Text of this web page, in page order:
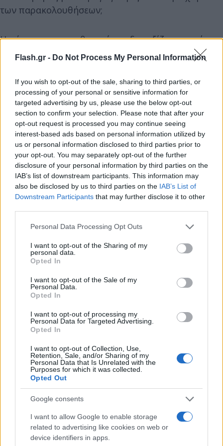
Flash.gr - Do Not Process My Personal Information
If you wish to opt-out of the sale, sharing to third parties, or
processing of your personal or sensitive information for
targeted advertising by us, please use the below opt-out
section to confirm your selection. Please note that after your
opt-out request is processed you may continue seeing
interest-based ads based on personal information utilized by
us or personal information disclosed to third parties prior to
your opt-out. You may separately opt-out of the further
disclosure of your personal information by third parties on the
IAB’s list of downstream participants. This information may
also be disclosed by us to third parties on the IAB’s List of
Downstream Participants that may further disclose it to other
Please note that this website/app uses one or more Google
not limited to your visit or usage behaviour. You may click to
grant or deny consent to Google and its third-party tags to
use your data for below specified purposes in below Google
consent section.
Personal Data Processing Opt Outs
I want to opt-out of the Sharing of my
personal data.
Opted In
I want to opt-out of the Sale of my
Personal Data.
Opted In
I want to opt-out of processing my
Personal Data for Targeted Advertising.
Opted In
I want to opt-out of Collection, Use,
Retention, Sale, and/or Sharing of my
Personal Data that Is Unrelated with the
Purposes for which it was collected.
Opted Out
Google consents
I want to allow Google to enable storage
related to advertising like cookies on web or
device identifiers in apps.
των παρακολουθήσεων;
Η χώρα μας και οι θεσμοί της δεν αξίζουν αυτή την
κατάντια για την οποία αποκλειστικά υπεύθυνος
Θα επαναλάβω λοιπόν το αίτημα να έρθουν όλα
στο φως με διαφάνεια και σεβασμό στους κανόνες
της Δημοκρατίας.
Ο κ. Μητσοτάκης, ο οποίος με δική του απόφαση
πέρασε η ΕΥΠ στην άμεση και αποκλειστική
δικαιοδοσία του, ο οποίος άλλαξε το θεσμικό
πλαίσιο ώστε να διορίσει τον εκλεκτό του κ.
- Για ποιο λόγο ήμουν υπό παρακολούθηση;
-Ποιοι κατέχουν και για λογαριασμό ποιων
χρησιμοποιούν το κατασκοπευτικό «υπερόπλο»
δημοσιογράφων για να συλλέξουν υλικό εκβιασμού
προσώπων;».
Επίθεση και από τον Αλέξη Τσίπρα
Αλλά και ο πρόεδρος του ΣΥΡΙΖΑ, Αλέξης Τσίπρας,
εξαπέλυσε σκληρή επίθεση κατά του
πρωθυπουργού λέγοντας ότι «ενώ όλοι
περιμένουμε την εμφάνιση του κ. Μητσοτάκη, που